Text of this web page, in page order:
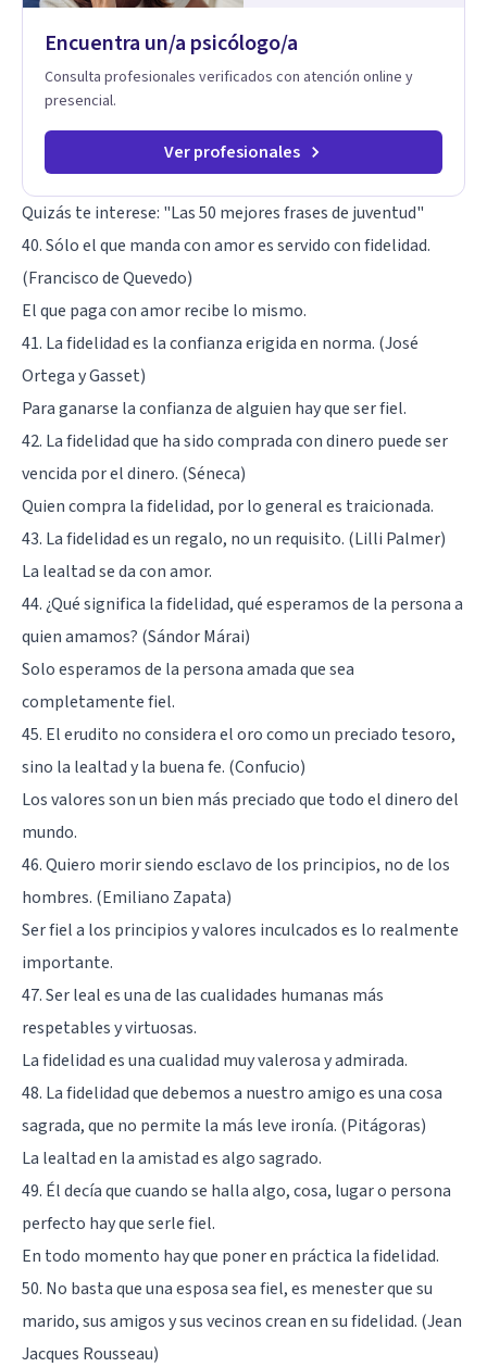
en cada etapa de tu vida.
Encuentra un/a psicólogo/a
Consulta profesionales verificados con atención online y
presencial.
Ver profesionales
Quizás te interese: "Las 50 mejores frases de juventud"
40. Sólo el que manda con amor es servido con fidelidad.
(Francisco de Quevedo)
El que paga con amor recibe lo mismo.
41. La fidelidad es la confianza erigida en norma. (José
Ortega y Gasset)
Para ganarse la confianza de alguien hay que ser fiel.
42. La fidelidad que ha sido comprada con dinero puede ser
vencida por el dinero. (Séneca)
Quien compra la fidelidad, por lo general es traicionada.
43. La fidelidad es un regalo, no un requisito. (Lilli Palmer)
La lealtad se da con amor.
44. ¿Qué significa la fidelidad, qué esperamos de la persona a
quien amamos? (Sándor Márai)
Solo esperamos de la persona amada que sea
completamente fiel.
45. El erudito no considera el oro como un preciado tesoro,
sino la lealtad y la buena fe. (Confucio)
Los valores son un bien más preciado que todo el dinero del
mundo.
46. Quiero morir siendo esclavo de los principios, no de los
hombres. (Emiliano Zapata)
Ser fiel a los principios y valores inculcados es lo realmente
importante.
47. Ser leal es una de las cualidades humanas más
respetables y virtuosas.
La fidelidad es una cualidad muy valerosa y admirada.
48. La fidelidad que debemos a nuestro amigo es una cosa
sagrada, que no permite la más leve ironía. (Pitágoras)
La lealtad en la amistad es algo sagrado.
49. Él decía que cuando se halla algo, cosa, lugar o persona
perfecto hay que serle fiel.
En todo momento hay que poner en práctica la fidelidad.
50. No basta que una esposa sea fiel, es menester que su
marido, sus amigos y sus vecinos crean en su fidelidad. (Jean
Jacques Rousseau)